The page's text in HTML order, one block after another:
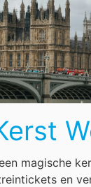
op een magisch
kapoentjes
en het
magische
en